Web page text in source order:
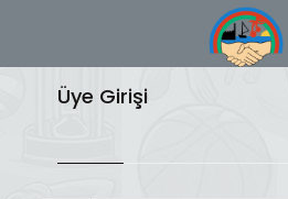
Üye Girişi